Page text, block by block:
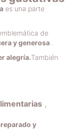
es una parte
de
y generosa
alegría.También
,
y